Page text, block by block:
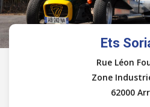
Ets
Rue Léon
Zone
62000